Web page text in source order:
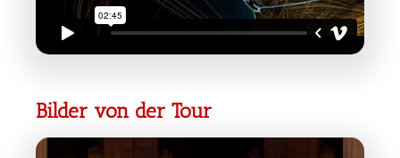
Bilder von der Tour